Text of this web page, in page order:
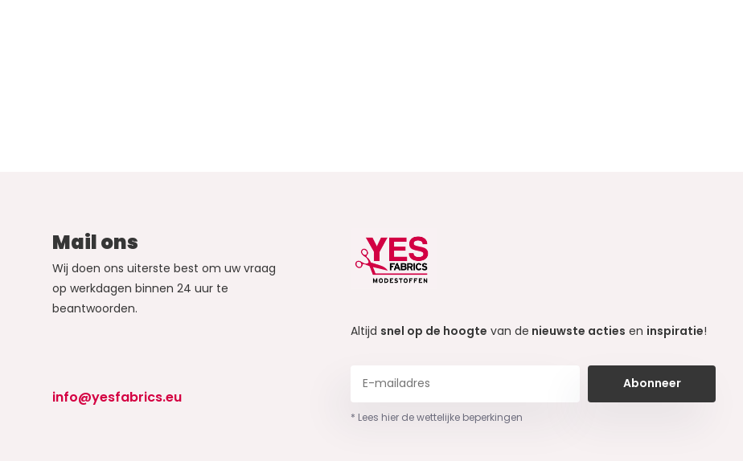
Mail ons
Wij doen ons uiterste best om uw vraag
op werkdagen binnen 24 uur te
beantwoorden.
info@yesfabrics.eu
Altijd snel op de hoogte van de nieuwste acties en inspiratie!
Abonneer
* Lees hier de wettelijke beperkingen